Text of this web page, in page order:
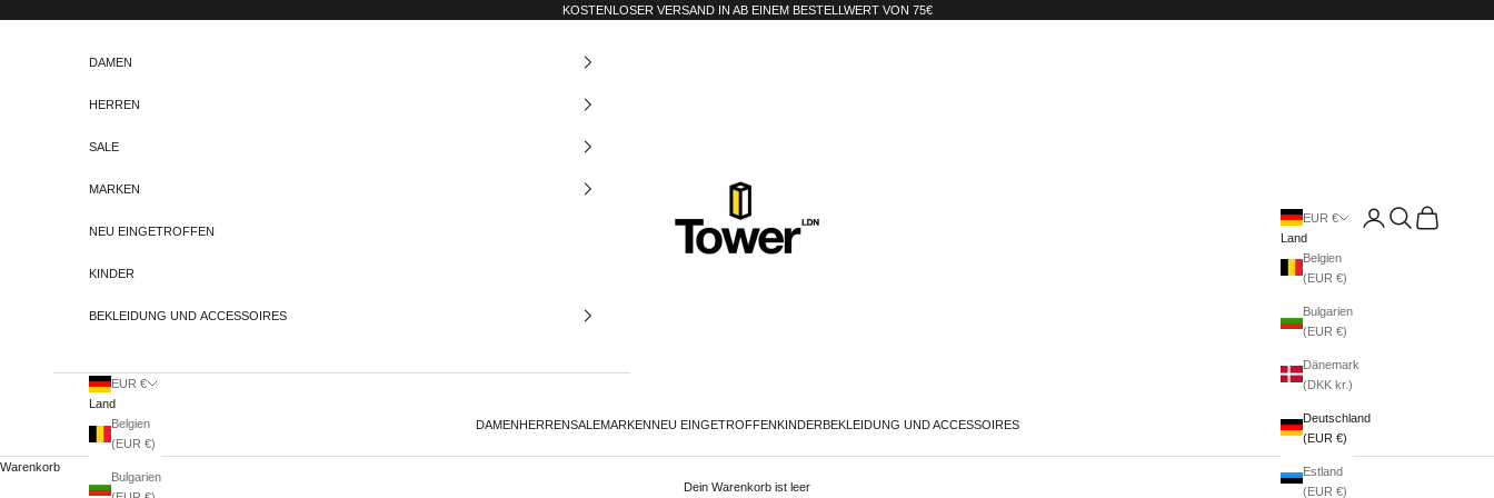
KOSTENLOSER VERSAND IN AB EINEM BESTELLWERT VON 75€
Tower-London.De
DAMEN HERRENSALEMARKEN NEU EINGETROFFEN KINDER BEKLEIDUNG UND ACCESSOIRES
EUR €
Land
Belgien
(EUR €)
Bulgarien
(EUR €)
Dänemark
(DKK kr.)
Deutschland
(EUR €)
Estland
(EUR €)
AnmeldenSuchenWarenkorb
DAMEN
HERREN
SALE
MARKEN
NEU EINGETROFFEN
KINDER
BEKLEIDUNG UND ACCESSOIRES
EUR €
Land
Belgien
(EUR €)
Bulgarien
Warenkorb
Dein Warenkorb ist leer